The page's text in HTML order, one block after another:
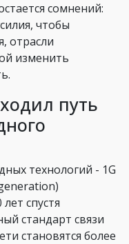
сомнений:
чтобы
отрасли
изменить
путь
технологий - 1G
спустя
стандарт связи
становятся более